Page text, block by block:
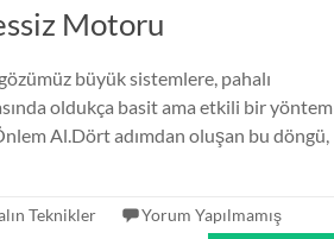
Motoru
büyük sistemlere, pahalı
oldukça basit ama etkili bir yöntem
Al.Dört adımdan oluşan bu döngü,
Teknikler
Yorum Yapılmamış